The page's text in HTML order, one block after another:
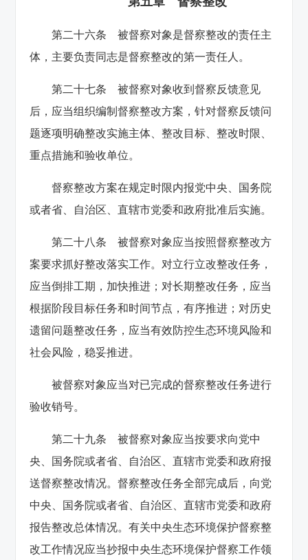
第二十六条 被督察对象是督察整改的责任主
体，主要负责同志是督察整改的第一责任人。
第二十七条 被督察对象收到督察反馈意见
后，应当组织编制督察整改方案，针对督察反馈问
题逐项明确整改实施主体、整改目标、整改时限、
重点措施和验收单位。
督察整改方案在规定时限内报党中央、国务院
或者省、自治区、直辖市党委和政府批准后实施。
第二十八条 被督察对象应当按照督察整改方
案要求抓好整改落实工作。对立行立改整改任务，
应当倒排工期，加快推进；对长期整改任务，应当
根据阶段目标任务和时间节点，有序推进；对历史
遗留问题整改任务，应当有效防控生态环境风险和
社会风险，稳妥推进。
被督察对象应当对已完成的督察整改任务进行
验收销号。
第二十九条 被督察对象应当按要求向党中
央、国务院或者省、自治区、直辖市党委和政府报
送督察整改情况。督察整改任务全部完成后，向党
中央、国务院或者省、自治区、直辖市党委和政府
报告整改总体情况。有关中央生态环境保护督察整
改工作情况应当抄报中央生态环境保护督察工作领